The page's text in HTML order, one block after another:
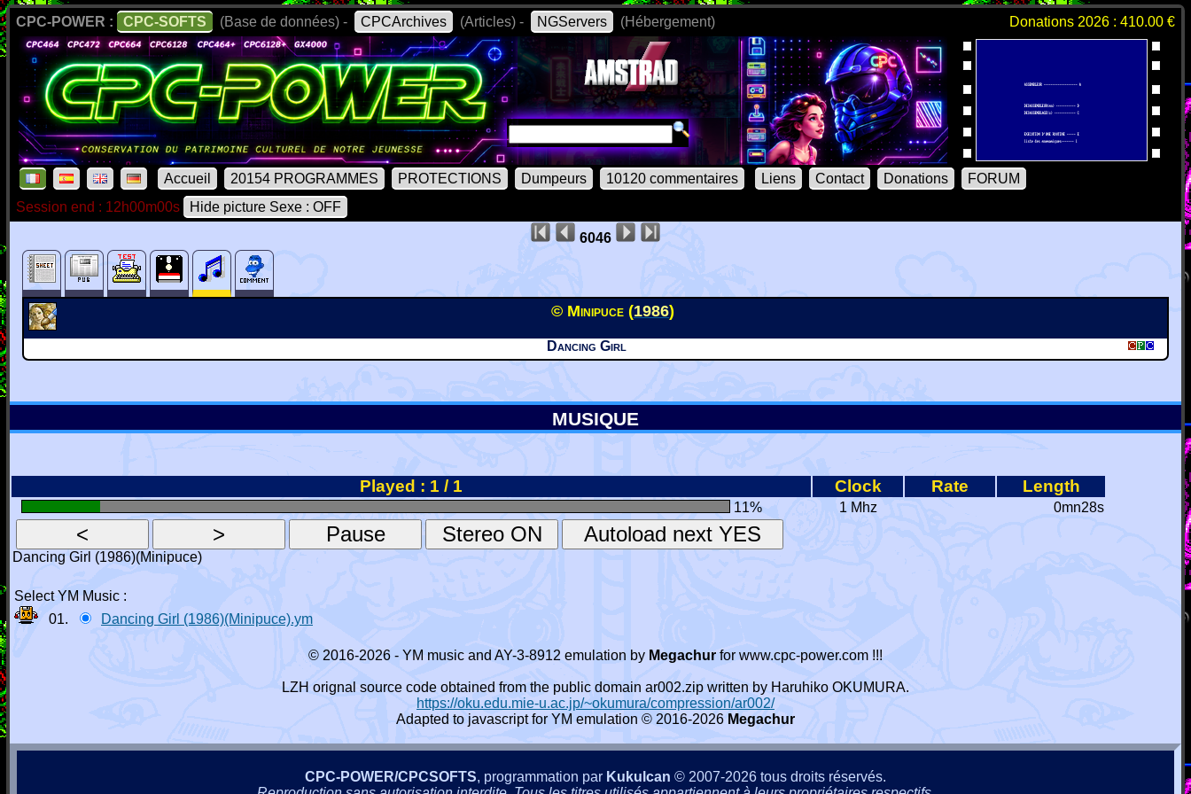
CPC-POWER : CPC-SOFTS (Base de données) - CPCArchives (Articles) - NGServers (Hébergement) Donations 2026 : 410.00 €
Accueil 20154 PROGRAMMES PROTECTIONS Dumpeurs 10120 commentaires Liens Contact Donations
FORUM
Session end : 12h00m00s
Hide picture Sexe : OFF
6046
© Minipuce (1986)
Dancing Girl
MUSIQUE
Played : 1 / 1 Clock Rate Length
11% 1 Mhz 0mn28s
Dancing Girl (1986)(Minipuce)
Select YM Music :
01.
Dancing Girl (1986)(Minipuce).ym
© 2016-2026 - YM music and AY-3-8912 emulation by Megachur for www.cpc-power.com !!!
LZH orignal source code obtained from the public domain ar002.zip written by Haruhiko OKUMURA.
https://oku.edu.mie-u.ac.jp/~okumura/compression/ar002/
Adapted to javascript for YM emulation © 2016-2026 Megachur
CPC-POWER/CPCSOFTS, programmation par Kukulcan © 2007-2026 tous droits réservés.